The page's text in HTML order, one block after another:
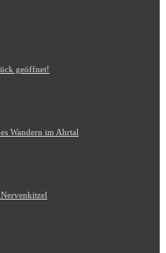
geöffnet!
Wandern im Ahrtal